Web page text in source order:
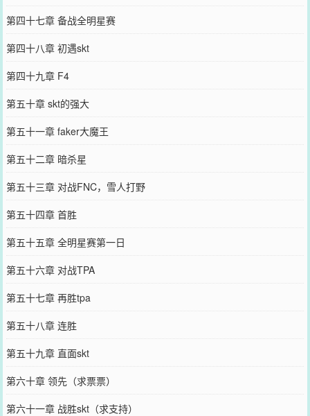
第四十七章 备战全明星赛
第四十八章 初遇skt
第四十九章 F4
第五十章 skt的强大
第五十一章 faker大魔王
第五十二章 暗杀星
第五十三章 对战FNC，雪人打野
第五十四章 首胜
第五十五章 全明星赛第一日
第五十六章 对战TPA
第五十七章 再胜tpa
第五十八章 连胜
第五十九章 直面skt
第六十章 领先（求票票）
第六十一章 战胜skt（求支持）